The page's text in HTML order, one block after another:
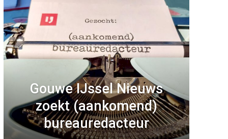
Gouwe IJssel Nieuws
zoekt (aankomend)
bureauredacteur